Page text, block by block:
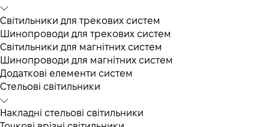
Світильники для трекових систем
Шинопроводи для трекових систем
Світильники для магнітних систем
Шинопроводи для магнітних систем
Додаткові елементи систем
Cтельові світильники
Накладні стельові світильники